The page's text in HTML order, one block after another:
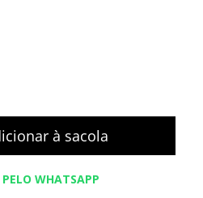
PELO WHATSAPP